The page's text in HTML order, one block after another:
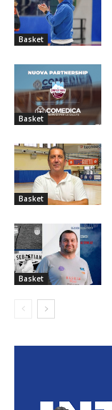
Basket
Basket
Basket
Basket